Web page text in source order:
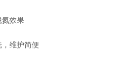
氮效果
维护简便